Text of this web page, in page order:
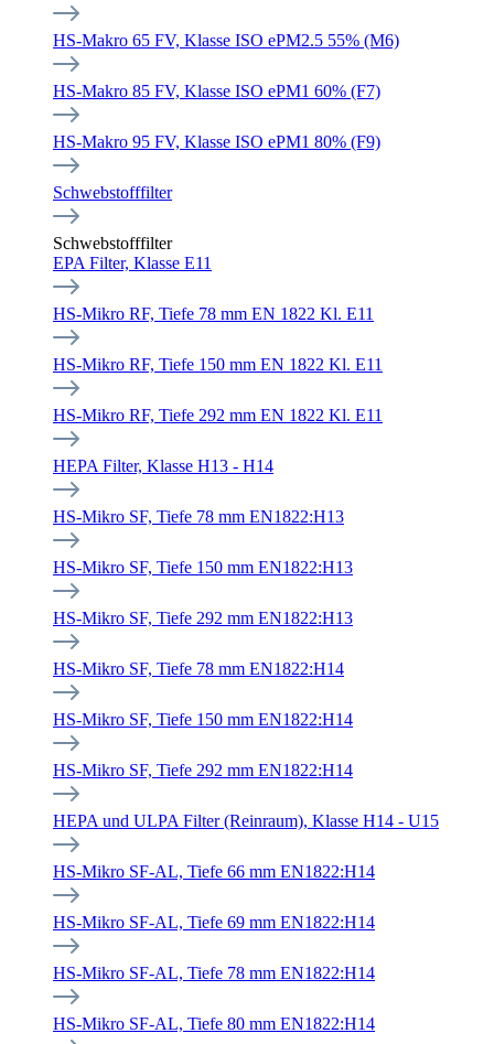
HS-Makro 65 FV, Klasse ISO ePM2.5 55% (M6)
HS-Makro 85 FV, Klasse ISO ePM1 60% (F7)
HS-Makro 95 FV, Klasse ISO ePM1 80% (F9)
Schwebstofffilter
Schwebstofffilter
EPA Filter, Klasse E11
HS-Mikro RF, Tiefe 78 mm EN 1822 Kl. E11
HS-Mikro RF, Tiefe 150 mm EN 1822 Kl. E11
HS-Mikro RF, Tiefe 292 mm EN 1822 Kl. E11
HEPA Filter, Klasse H13 - H14
HS-Mikro SF, Tiefe 78 mm EN1822:H13
HS-Mikro SF, Tiefe 150 mm EN1822:H13
HS-Mikro SF, Tiefe 292 mm EN1822:H13
HS-Mikro SF, Tiefe 78 mm EN1822:H14
HS-Mikro SF, Tiefe 150 mm EN1822:H14
HS-Mikro SF, Tiefe 292 mm EN1822:H14
HEPA und ULPA Filter (Reinraum), Klasse H14 - U15
HS-Mikro SF-AL, Tiefe 66 mm EN1822:H14
HS-Mikro SF-AL, Tiefe 69 mm EN1822:H14
HS-Mikro SF-AL, Tiefe 78 mm EN1822:H14
HS-Mikro SF-AL, Tiefe 80 mm EN1822:H14